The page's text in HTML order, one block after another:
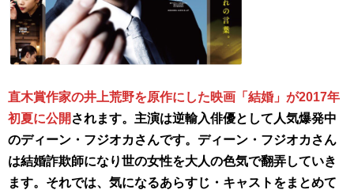
直木賞作家の井上荒野を原作にした映画「結婚」が2017年
初夏に公開 されます。主演は逆輸入俳優として人気爆発中
のディーン・フジオカさんです。ディーン・フジオカさん
は結婚詐欺師になり世の女性を大人の色気で翻弄していき
ます。それでは、気になるあらすじ・キャストをまとめて